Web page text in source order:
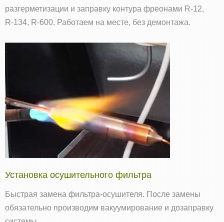
разгерметизации и заправку контура фреонами R‑12,
R‑134, R‑600. Работаем на месте, без демонтажа.
Установка осушительного фильтра
Быстрая замена фильтра-осушителя. После замены
обязательно производим вакуумирование и дозаправку